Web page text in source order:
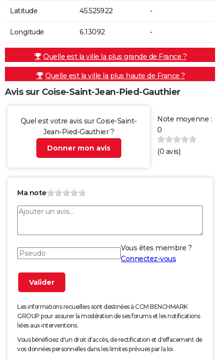
Latitude 45.525922 -
Longitude 6.13092 -
Quelle est la ville la plus grande de France ?
Quelle est la ville la plus haute de France ?
Avis sur Coise-Saint-Jean-Pied-Gauthier
Quel est votre avis sur Coise-Saint-
Jean-Pied-Gauthier ?
Donner mon avis
Note moyenne :
0
(0 avis)
Ma note
Vous êtes membre ?
Connectez-vous
Les informations recueillies sont destinées à CCM BENCHMARK
GROUP pour assurer la modération de ses forums et les notifications
liées aux interventions.
Vous bénéficiez d'un droit d'accès, de rectification et d'effacement de
vos données personnelles dans les limites prévues par la loi.